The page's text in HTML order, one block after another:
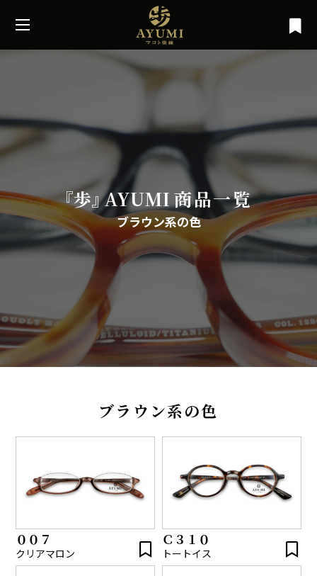
『歩』AYUMI商品一覧
ブラウン系の色
ブラウン系の色
００７
クリアマロン
Ｃ３１０
トートイス